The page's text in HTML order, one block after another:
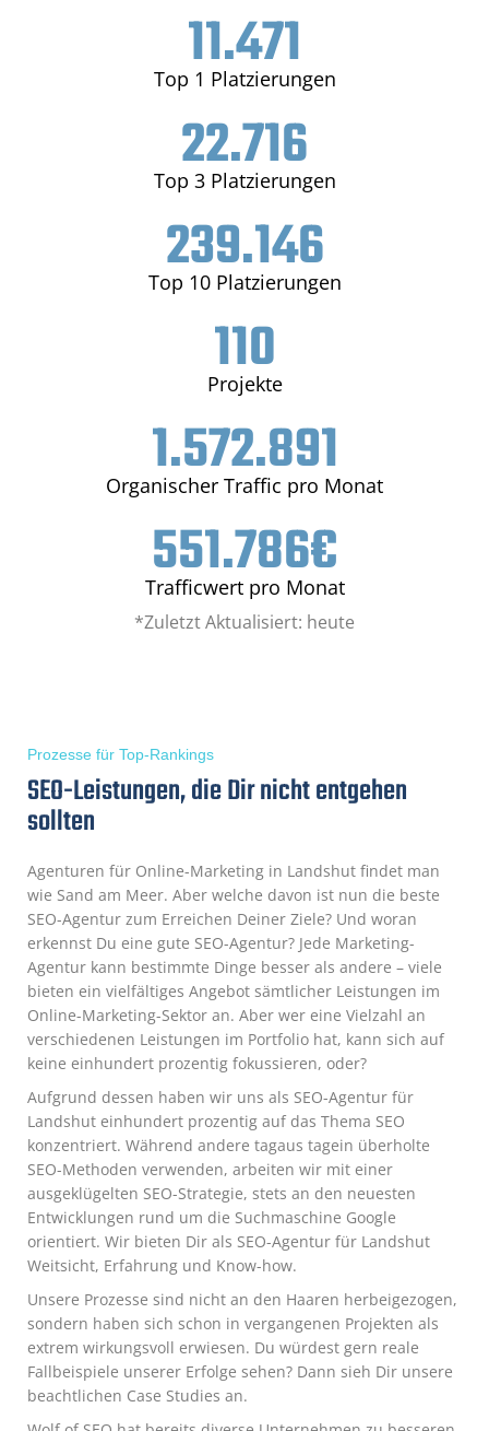
Top 1 Platzierungen
11.471
Top 3 Platzierungen
22.716
Top 10 Platzierungen
239.146
Projekte
110
Organischer Traffic pro Monat
1.572.891
Trafficwert pro Monat
551.786€
*Zuletzt Aktualisiert: heute
Prozesse für Top-Rankings
SEO-Leistungen, die Dir nicht entgehen
sollten
Agenturen für Online-Marketing in Landshut findet man
wie Sand am Meer. Aber welche davon ist nun die beste
SEO-Agentur zum Erreichen Deiner Ziele? Und woran
erkennst Du eine gute SEO-Agentur? Jede Marketing-
Agentur kann bestimmte Dinge besser als andere – viele
bieten ein vielfältiges Angebot sämtlicher Leistungen im
Online-Marketing-Sektor an. Aber wer eine Vielzahl an
verschiedenen Leistungen im Portfolio hat, kann sich auf
keine einhundert prozentig fokussieren, oder?
Aufgrund dessen haben wir uns als SEO-Agentur für
Landshut einhundert prozentig auf das Thema SEO
konzentriert. Während andere tagaus tagein überholte
SEO-Methoden verwenden, arbeiten wir mit einer
ausgeklügelten SEO-Strategie, stets an den neuesten
Entwicklungen rund um die Suchmaschine Google
orientiert. Wir bieten Dir als SEO-Agentur für Landshut
Weitsicht, Erfahrung und Know-how.
Unsere Prozesse sind nicht an den Haaren herbeigezogen,
sondern haben sich schon in vergangenen Projekten als
extrem wirkungsvoll erwiesen. Du würdest gern reale
Fallbeispiele unserer Erfolge sehen? Dann sieh Dir unsere
beachtlichen Case Studies an.